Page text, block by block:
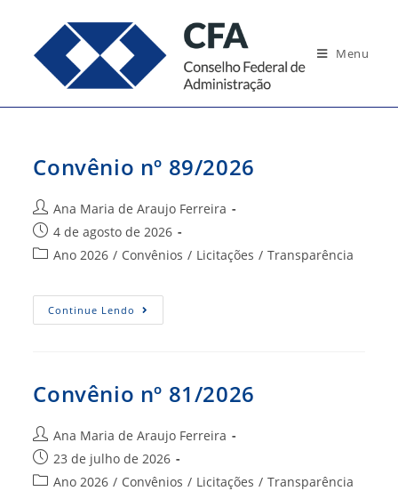
conteúdo
Menu
Convênio nº 89/2026
Autor
do
post:
Ana Maria de Araujo Ferreira
Post
publicado:
4 de agosto de 2026
Categoria
post:
Ano 2026 / Convênios / Licitações / Transparência
Continue Lendo Convênio
Nº
Convênio nº 81/2026
Autor
do
post:
Ana Maria de Araujo Ferreira
Post
publicado:
23 de julho de 2026
Categoria
Ano 2026 / Convênios / Licitações / Transparência